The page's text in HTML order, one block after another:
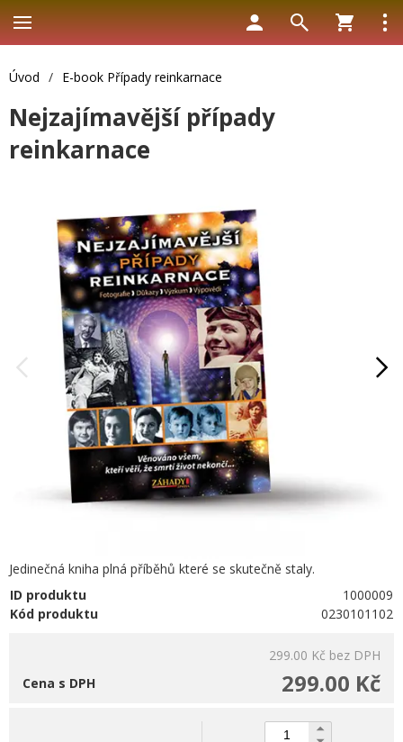
Úvod / E-book Případy reinkarnace
Nejzajímavější případy
reinkarnace
Jedinečná kniha plná příběhů které se skutečně staly.
ID produktu
1000009
Kód produktu
0230101102
299.00 Kč bez DPH
299.00 Kč
Cena s DPH